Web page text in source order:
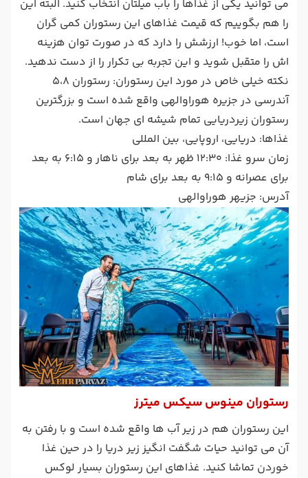
می توانید یکی از غذاها را باب میلتان انتخاب کنید. البته این
را هم بگوییم که قیمت غذاهای این رستوران کمی گران
است، اما خوب! ارزشش را دارد که در صورت توان هزینه
اش را متقبل شوید و این تجربه بی تکرار را از دست ندهید.
نکته خیلی خاص در مورد این رستوران: رستوران 5،8
آندرسی در جزیره هوراوالهی واقع شده است و بزرگترین
رستوران زیردریایی تمام شیشه ای جهان است.
غذاها: دریایی، اروپایی، بین المللی
زمان سرو غذا: 12:30 ظهر به بعد برای ناهار و 6:15 به بعد
برای عصرانه و 9:15 به بعد برای شام
آدرس: جزیهر هوراوالهی
رستوران مینوس سیکس میترز
این رستوران هم در زیر آب ها واقع شده است و با رفتن به
آن می توانید حیات شگفت انگیز زیر دریا را در حین غذا
خوردن تماشا کنید. غذاهای این رستوران بسیار لوکس